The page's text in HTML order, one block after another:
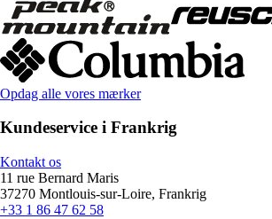
Opdag alle vores mærker
Kundeservice i Frankrig
Kontakt os
11 rue Bernard Maris
37270 Montlouis-sur-Loire, Frankrig
+33 1 86 47 62 58